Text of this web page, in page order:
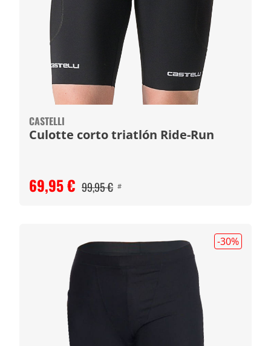
CASTELLI
Culotte corto triatlón Ride-Run
69,95 € 99,95 € #
-30%